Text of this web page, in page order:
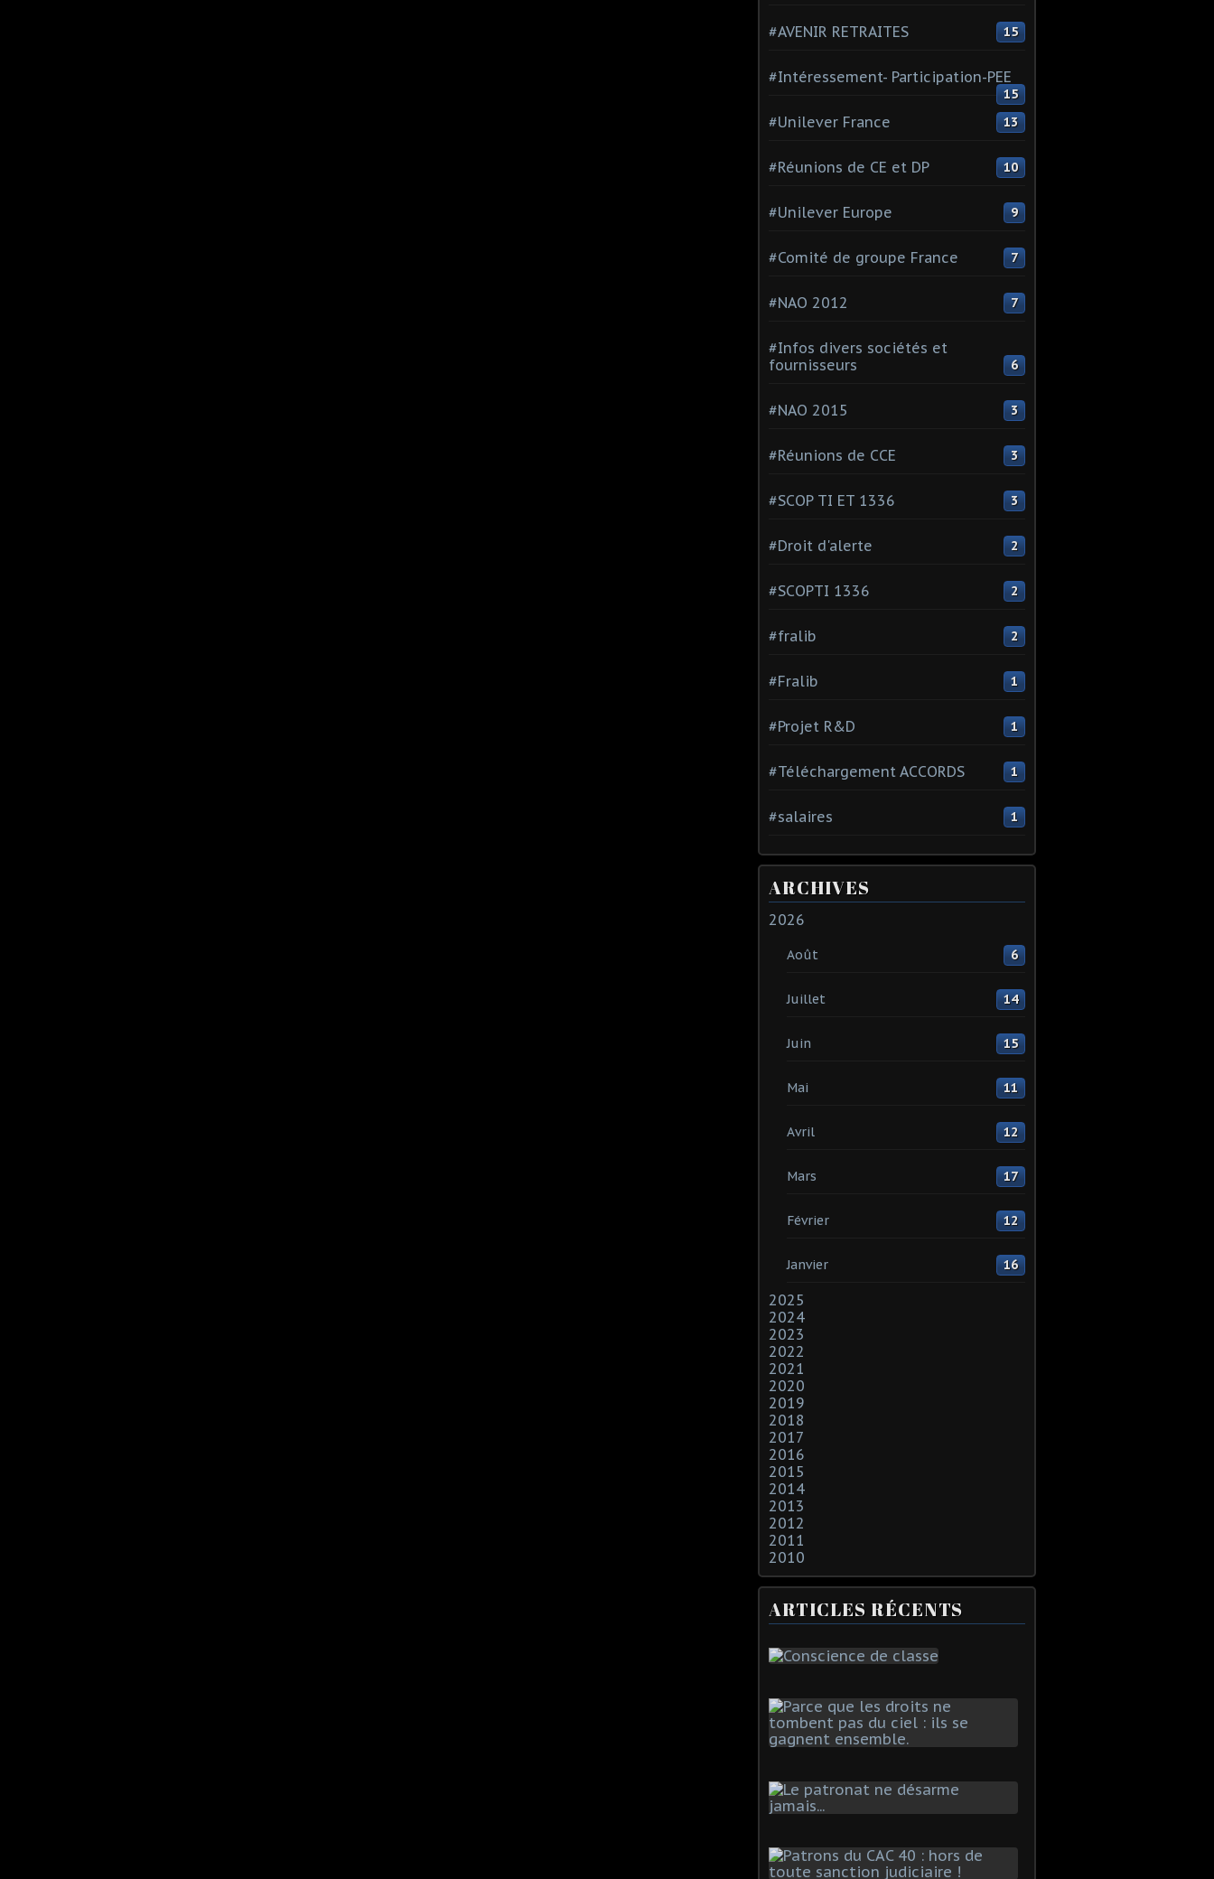
#AVENIR RETRAITES 15
#Intéressement- Participation-PEE
15
#Unilever France 13
#Réunions de CE et DP 10
#Unilever Europe 9
#Comité de groupe France 7
#NAO 2012 7
#Infos divers sociétés et
fournisseurs
6
#NAO 2015 3
#Réunions de CCE 3
#SCOP TI ET 1336 3
#Droit d'alerte 2
#SCOPTI 1336 2
#fralib 2
#Fralib 1
#Projet R&D 1
#Téléchargement ACCORDS 1
#salaires 1
ARCHIVES
2026
Août 6
Juillet 14
Juin 15
Mai 11
Avril 12
Mars 17
Février 12
Janvier 16
2025
2024
2023
2022
2021
2020
2019
2018
2017
2016
2015
2014
2013
2012
2011
2010
ARTICLES RÉCENTS